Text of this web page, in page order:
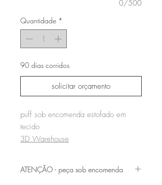
0/500
Quantidade *
90 dias corridos
solicitar orçamento
puff sob encomenda estofado em
tecido
3D Warehouse
ATENÇÃO - peça sob encomenda